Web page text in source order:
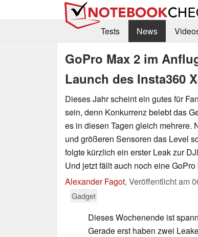
Tests
News
GoPro Max 2 im
Launch des Insta360
Dieses Jahr scheint ein gutes für
sein, denn Konkurrenz belebt das
es in diesen Tagen gleich mehrere.
und größeren Sensoren das Level
folgte kürzlich ein erster Leak zur
Und jetzt fällt auch noch eine
Alexander Fagot, Veröffentlicht am
Gadget
Dieses Wochenende ist
Gerade erst haben zwei